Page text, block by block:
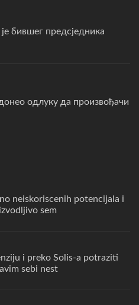
бившег предсједника
одлуку да произвођачи
neiskoriscenih potencijala i
sem
i preko Solis-a potraziti
sebi nest